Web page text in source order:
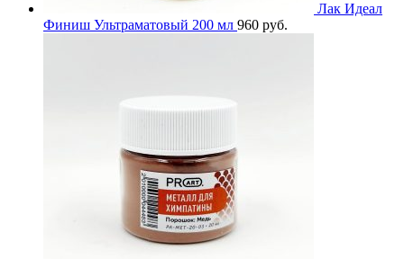
Лак Идеал
Финиш Ультраматовый 200 мл 960 руб.